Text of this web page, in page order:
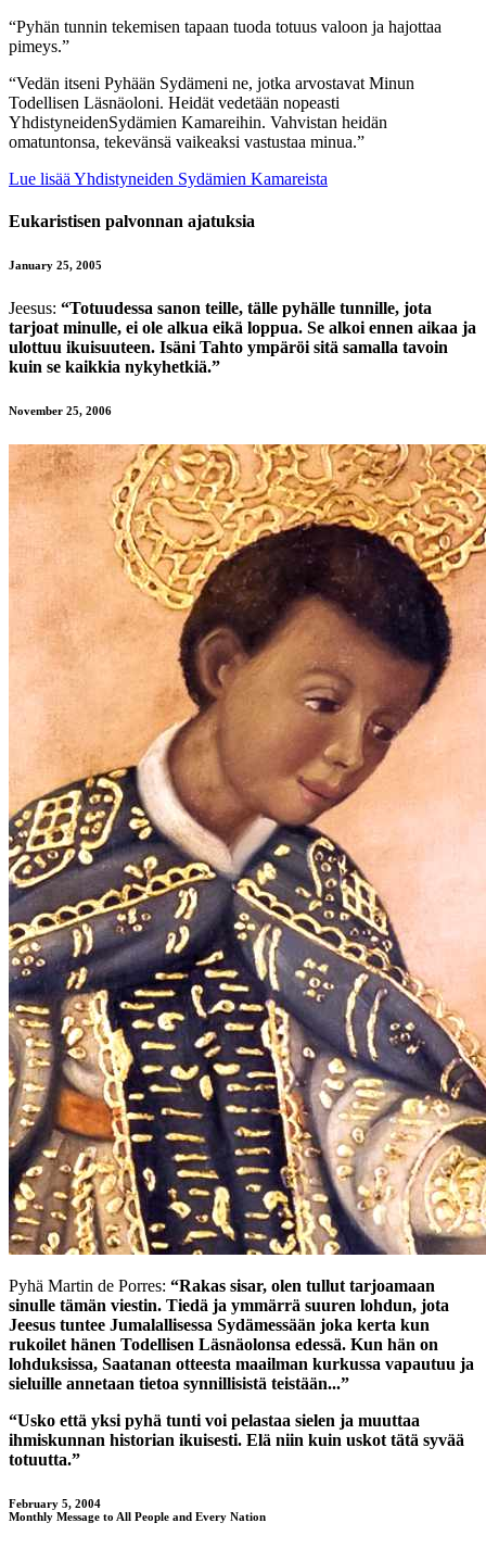
“Pyhän tunnin tekemisen tapaan tuoda totuus valoon ja hajottaa
pimeys.”
“Vedän itseni Pyhään Sydämeni ne, jotka arvostavat Minun
Todellisen Läsnäoloni. Heidät vedetään nopeasti
YhdistyneidenSydämien Kamareihin. Vahvistan heidän
omatuntonsa, tekevänsä vaikeaksi vastustaa minua.”
Lue lisää Yhdistyneiden Sydämien Kamareista
Eukaristisen palvonnan ajatuksia
January 25, 2005
Jeesus: “Totuudessa sanon teille, tälle pyhälle tunnille, jota
tarjoat minulle, ei ole alkua eikä loppua. Se alkoi ennen aikaa ja
ulottuu ikuisuuteen. Isäni Tahto ympäröi sitä samalla tavoin
kuin se kaikkia nykyhetkiä.”
November 25, 2006
Pyhä Martin de Porres: “Rakas sisar, olen tullut tarjoamaan
sinulle tämän viestin. Tiedä ja ymmärrä suuren lohdun, jota
Jeesus tuntee Jumalallisessa Sydämessään joka kerta kun
rukoilet hänen Todellisen Läsnäolonsa edessä. Kun hän on
lohduksissa, Saatanan otteesta maailman kurkussa vapautuu ja
sieluille annetaan tietoa synnillisistä teistään...”
“Usko että yksi pyhä tunti voi pelastaa sielen ja muuttaa
ihmiskunnan historian ikuisesti. Elä niin kuin uskot tätä syvää
totuutta.”
February 5, 2004
Monthly Message to All People and Every Nation